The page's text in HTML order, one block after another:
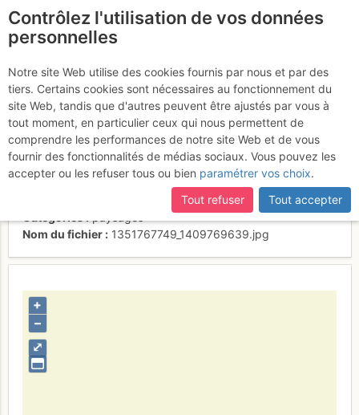
Le soleil et les 4000
swissss
Activités
Contributeur
SEBonhomme_de_neige
individuel (CC by-nc-nd)
Nom du fichier
1351767749_1409769639.jpg
⤢
+
–
Contrôlez l'utilisation de vos données
personnelles
Notre site Web utilise des cookies fournis par nous et par des
tiers. Certains cookies sont nécessaires au fonctionnement du
site Web, tandis que d'autres peuvent être ajustés par vous à
tout moment, en particulier ceux qui nous permettent de
comprendre les performances de notre site Web et de vous
fournir des fonctionnalités de médias sociaux. Vous pouvez les
accepter ou les refuser tous ou bien paramétrer vos choix.
Tout refuser
Tout accepter